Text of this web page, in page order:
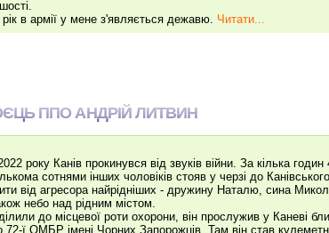
в армії у мене з'являється дежавю. Читати...
ППО АНДРІЙ ЛИТВИН
року Канів прокинувся від звуків війни. За кілька годин
сотнями інших чоловіків стояв у черзі до
від агресора найрідніших - дружину Наталю, сина
небо над рідним містом.
до місцевої роти охорони, він прослужив у Каневі
72-ї ОМБР імені Чорних Запорожців. Там він став